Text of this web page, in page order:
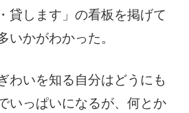
貸します」の看板を掲げて
いかがわかった。
わいを知る自分はどうにも
いっぱいになるが、何とか